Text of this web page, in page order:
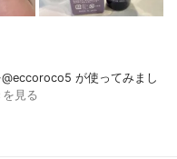
が使ってみまし
見る